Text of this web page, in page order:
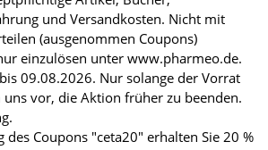
und Versandkosten. Nicht mit
(ausgenommen Coupons)
einzulösen unter www.pharmeo.de.
09.08.2026. Nur solange der Vorrat
vor, die Aktion früher zu beenden.
des Coupons "ceta20" erhalten Sie 20 %